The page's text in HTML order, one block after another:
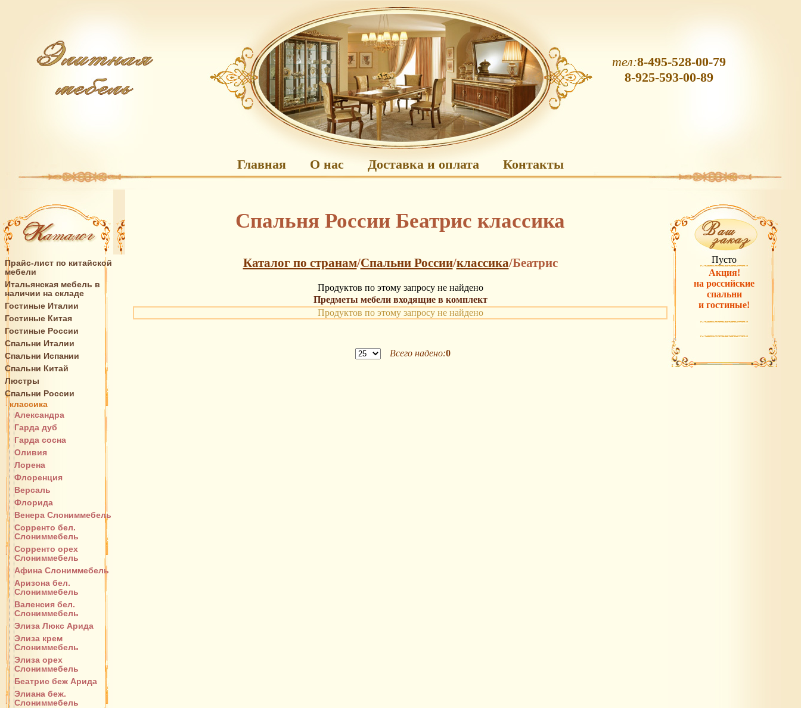
Главная О нас Доставка и оплата Контакты
тел:8-495-528-00-79
8-925-593-00-89
Прайс-лист по китайской
мебели
Итальянская мебель в
наличии на складе
Гостиные Италии
Гостиные Китая
Гостиные России
Спальни Италии
Спальни Испании
Спальни Китай
Люстры
Спальни России
классика
Александра
Гарда дуб
Гарда сосна
Оливия
Лорена
Флоренция
Версаль
Флорида
Венера Слониммебель
Сорренто бел.
Слониммебель
Сорренто орех
Слониммебель
Афина Слониммебель
Аризона бел.
Слониммебель
Валенсия бел.
Слониммебель
Элиза Люкс Арида
Элиза крем
Слониммебель
Элиза орех
Слониммебель
Беатрис беж Арида
Элиана беж.
Слониммебель
Спальня России Беатрис классика
Каталог по странам/Спальни России/классика/Беатрис
Продуктов по этому запросу не найдено
Предметы мебели входящие в комплект
Продуктов по этому запросу не найдено
Всего надено:0
Пусто
Акция!
на российские
спальни
и гостиные!